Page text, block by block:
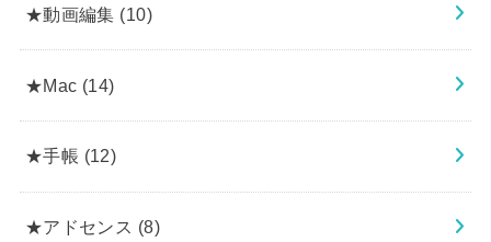
★動画編集 (10)
★Mac (14)
★手帳 (12)
★アドセンス (8)